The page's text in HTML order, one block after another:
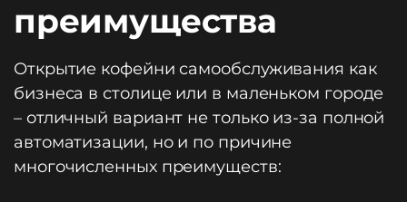
преимущества
Открытие кофейни самообслуживания как
бизнеса в столице или в маленьком городе
– отличный вариант не только из-за полной
автоматизации, но и по причине
многочисленных преимуществ: